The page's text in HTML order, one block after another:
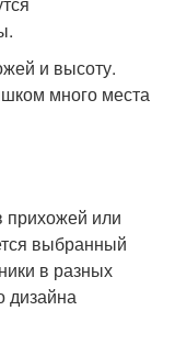
и высоту.
много места
или
выбранный
в разных
дизайна